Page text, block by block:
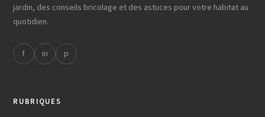
jardin, des conseils bricolage et des astuces pour votre habitat au
quotidien.
f in p
RUBRIQUES